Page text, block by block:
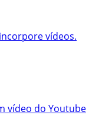
vídeos.
vídeo do Youtube